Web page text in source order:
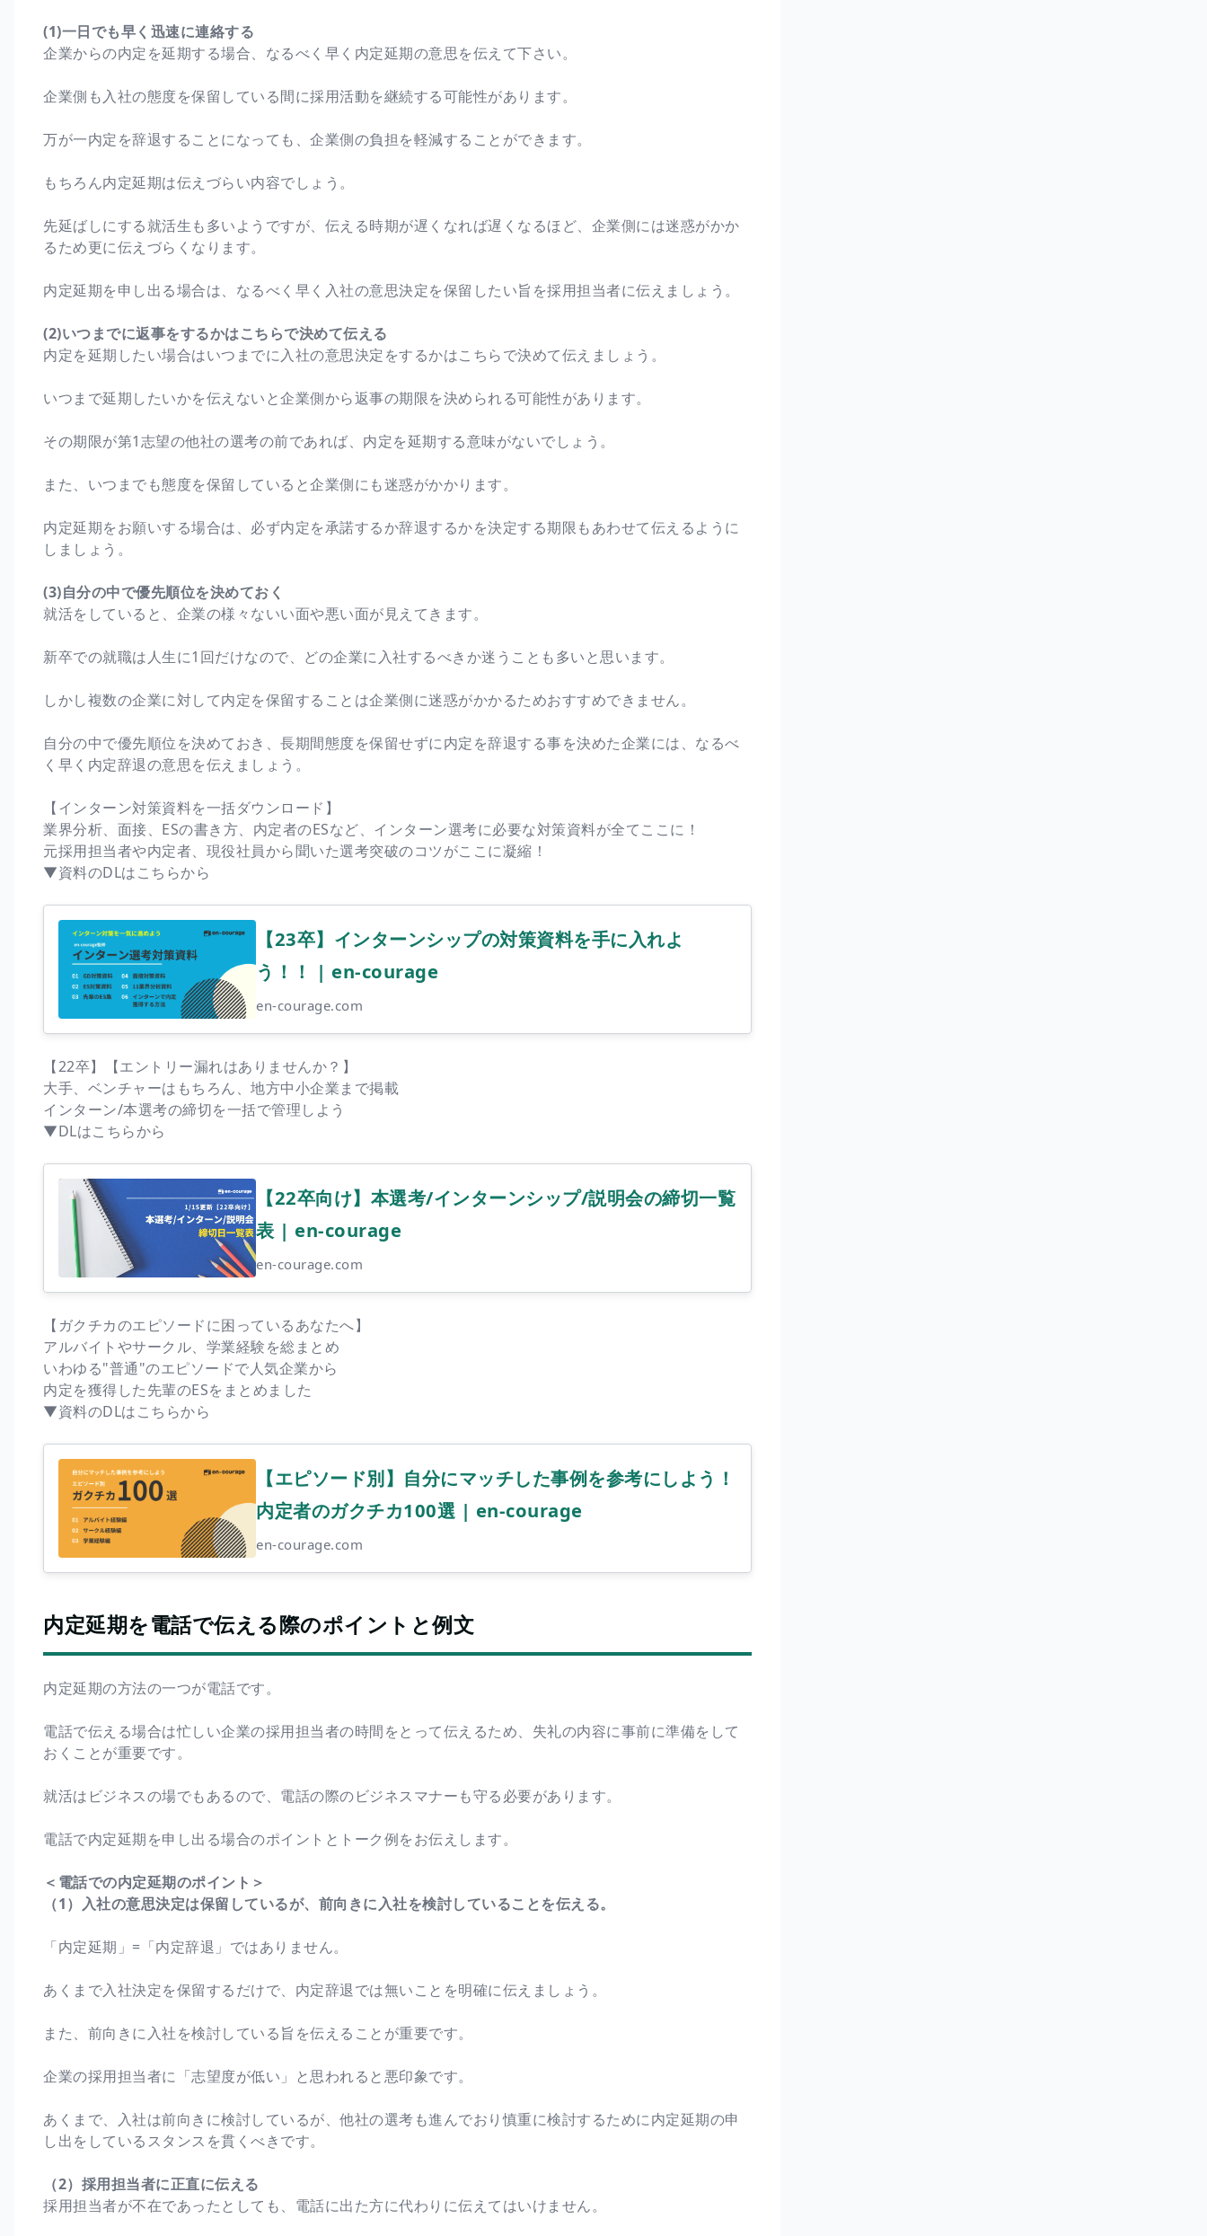
(1)一日でも早く迅速に連絡する
企業からの内定を延期する場合、なるべく早く内定延期の意思を伝えて下さい。
企業側も入社の態度を保留している間に採用活動を継続する可能性があります。
万が一内定を辞退することになっても、企業側の負担を軽減することができます。
もちろん内定延期は伝えづらい内容でしょう。
先延ばしにする就活生も多いようですが、伝える時期が遅くなれば遅くなるほど、企業側には迷惑がかか
るため更に伝えづらくなります。
内定延期を申し出る場合は、なるべく早く入社の意思決定を保留したい旨を採用担当者に伝えましょう。
(2)いつまでに返事をするかはこちらで決めて伝える
内定を延期したい場合はいつまでに入社の意思決定をするかはこちらで決めて伝えましょう。
いつまで延期したいかを伝えないと企業側から返事の期限を決められる可能性があります。
その期限が第1志望の他社の選考の前であれば、内定を延期する意味がないでしょう。
また、いつまでも態度を保留していると企業側にも迷惑がかかります。
内定延期をお願いする場合は、必ず内定を承諾するか辞退するかを決定する期限もあわせて伝えるように
しましょう。
(3)自分の中で優先順位を決めておく
就活をしていると、企業の様々ないい面や悪い面が見えてきます。
新卒での就職は人生に1回だけなので、どの企業に入社するべきか迷うことも多いと思います。
しかし複数の企業に対して内定を保留することは企業側に迷惑がかかるためおすすめできません。
自分の中で優先順位を決めておき、長期間態度を保留せずに内定を辞退する事を決めた企業には、なるべ
く早く内定辞退の意思を伝えましょう。
【インターン対策資料を一括ダウンロード】
業界分析、面接、ESの書き方、内定者のESなど、インターン選考に必要な対策資料が全てここに！
元採用担当者や内定者、現役社員から聞いた選考突破のコツがここに凝縮！
▼資料のDLはこちらから
【23卒】インターンシップの対策資料を手に入れよ
う！！ | en-courage
en-courage.com
【22卒】【エントリー漏れはありませんか？】
大手、ベンチャーはもちろん、地方中小企業まで掲載
インターン/本選考の締切を一括で管理しよう
▼DLはこちらから
【22卒向け】本選考/インターンシップ/説明会の締切一覧
表 | en-courage
en-courage.com
【ガクチカのエピソードに困っているあなたへ】
アルバイトやサークル、学業経験を総まとめ
いわゆる"普通"のエピソードで人気企業から
内定を獲得した先輩のESをまとめました
▼資料のDLはこちらから
【エピソード別】自分にマッチした事例を参考にしよう！
内定者のガクチカ100選 | en-courage
en-courage.com
内定延期を電話で伝える際のポイントと例文
内定延期の方法の一つが電話です。
電話で伝える場合は忙しい企業の採用担当者の時間をとって伝えるため、失礼の内容に事前に準備をして
おくことが重要です。
就活はビジネスの場でもあるので、電話の際のビジネスマナーも守る必要があります。
電話で内定延期を申し出る場合のポイントとトーク例をお伝えします。
＜電話での内定延期のポイント＞
（1）入社の意思決定は保留しているが、前向きに入社を検討していることを伝える。
「内定延期」=「内定辞退」ではありません。
あくまで入社決定を保留するだけで、内定辞退では無いことを明確に伝えましょう。
また、前向きに入社を検討している旨を伝えることが重要です。
企業の採用担当者に「志望度が低い」と思われると悪印象です。
あくまで、入社は前向きに検討しているが、他社の選考も進んでおり慎重に検討するために内定延期の申
し出をしているスタンスを貫くべきです。
（2）採用担当者に正直に伝える
採用担当者が不在であったとしても、電話に出た方に代わりに伝えてはいけません。